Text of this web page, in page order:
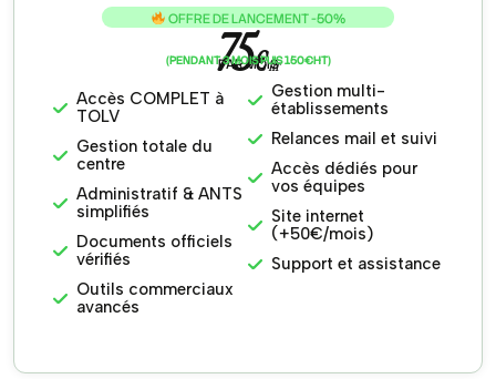
OFFRE DE LANCEMENT -50%
75€HT
PAR MOIS
(PENDANT 3 MOIS PUIS 150€HT)
Accès COMPLET à
TOLV
Gestion totale du
centre
Administratif & ANTS
simplifiés
Documents officiels
vérifiés
Outils commerciaux
avancés
Gestion multi-
établissements
Relances mail et suivi
Accès dédiés pour
vos équipes
Site internet
(+50€/mois)
Support et assistance